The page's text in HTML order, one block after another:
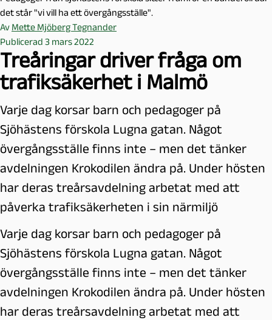
det står "vi vill ha ett övergångsställe".
Av Mette Mjöberg Tegnander
Publicerad 3 mars 2022
Treåringar driver fråga om
trafiksäkerhet i Malmö
Varje dag korsar barn och pedagoger på
Sjöhästens förskola Lugna gatan. Något
övergångsställe finns inte – men det tänker
avdelningen Krokodilen ändra på. Under hösten
har deras treårsavdelning arbetat med att
påverka trafiksäkerheten i sin närmiljö
Varje dag korsar barn och pedagoger på
Sjöhästens förskola Lugna gatan. Något
övergångsställe finns inte – men det tänker
avdelningen Krokodilen ändra på. Under hösten
har deras treårsavdelning arbetat med att